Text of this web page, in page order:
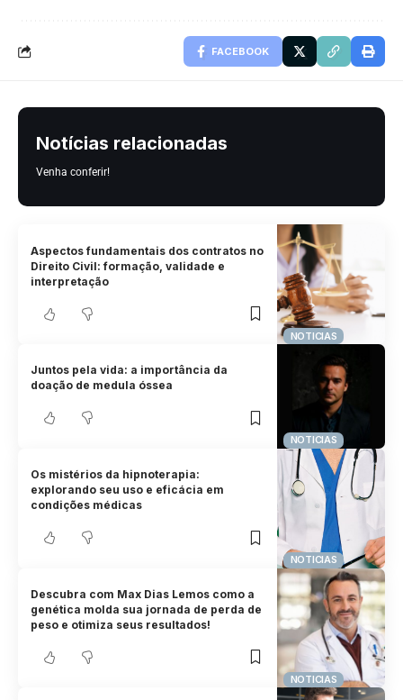
FACEBOOK
Notícias relacionadas
Venha conferir!
NOTICIAS
Aspectos fundamentais dos contratos no
Direito Civil: formação, validade e
interpretação
NOTICIAS
Juntos pela vida: a importância da
doação de medula óssea
NOTICIAS
Os mistérios da hipnoterapia:
explorando seu uso e eficácia em
condições médicas
NOTICIAS
Descubra com Max Dias Lemos como a
genética molda sua jornada de perda de
peso e otimiza seus resultados!